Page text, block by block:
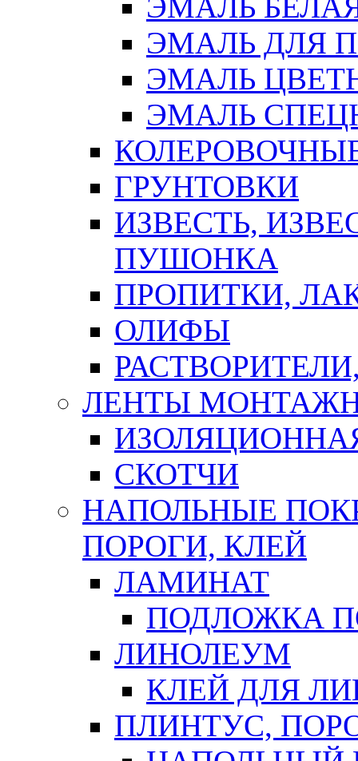
ЭМАЛЬ
ЭМАЛЬ ДЛЯ
ЭМАЛЬ
ЭМАЛЬ
ГРУНТОВКИ
ИЗВЕСТЬ,
ПУШОНКА
ПРОПИТКИ,
ОЛИФЫ
ЛЕНТЫ
СКОТЧИ
НАПОЛЬНЫЕ
ПОРОГИ, КЛЕЙ
ЛАМИНАТ
ПОДЛОЖКА
ЛИНОЛЕУМ
КЛЕЙ ДЛЯ
ПЛИНТУС,